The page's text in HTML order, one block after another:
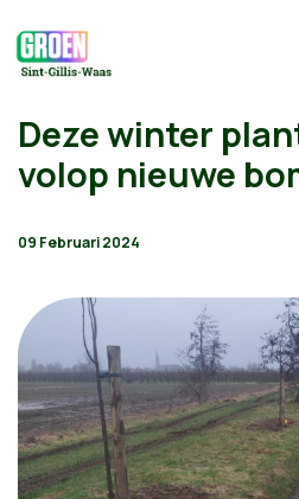
Deze winter
volop nieuwe
09 Februari 2024